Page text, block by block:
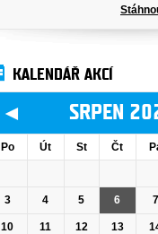
KALENDÁŘ AKCÍ
◄ SRPEN
Po Út St Čt
3 4 5 6 7
10 11 12 13